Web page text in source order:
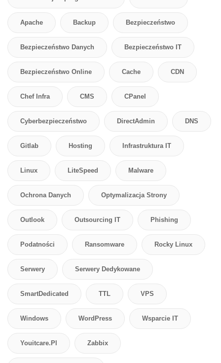
Apache Backup Bezpieczeństwo
Bezpieczeństwo Danych Bezpieczeństwo IT
Bezpieczeństwo Online Cache CDN
Chef Infra CMS CPanel
Cyberbezpieczeństwo DirectAdmin DNS
Gitlab Hosting Infrastruktura IT
Linux LiteSpeed Malware
Ochrona Danych Optymalizacja Strony
Outlook Outsourcing IT Phishing
Podatności Ransomware Rocky Linux
Serwery Serwery Dedykowane
SmartDedicated TTL VPS
Windows WordPress Wsparcie IT
Youitcare.pl Zabbix